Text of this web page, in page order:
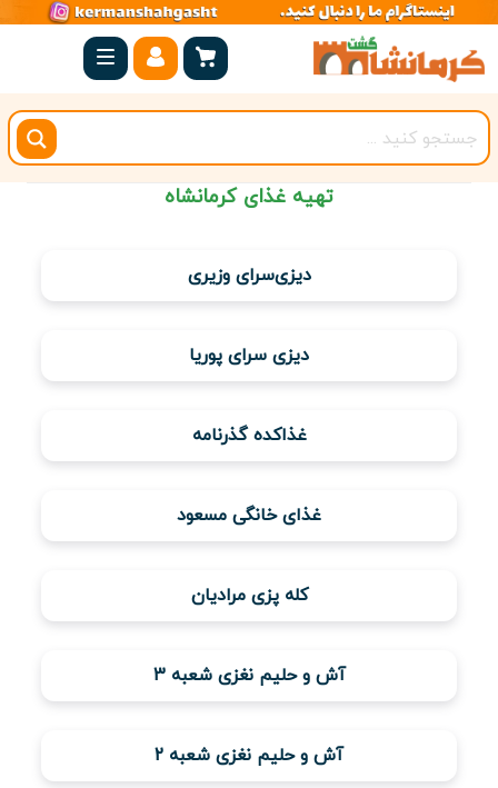
صفحه
اصلی
کرمانشاه
هدف
تهیه غذای کرمانشاه
دیزی‌سرای وزیری
دیزی سرای پوریا
غذاکده گذرنامه
غذای خانگی مسعود
کله پزی مرادیان
آش و حلیم نغزی شعبه 3
آش و حلیم نغزی شعبه 2